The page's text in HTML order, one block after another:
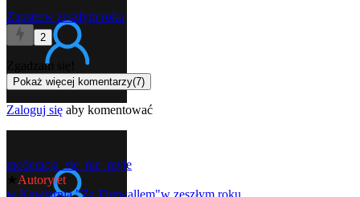
Zapsterw zeszłym roku
2
Zgadzam się!
Pokaż więcej komentarzy(7)
Zaloguj się aby komentować
moderacja_sie_nie_myje
Autorytet
w Kawiarnia "Za Firewallem"w zeszłym roku